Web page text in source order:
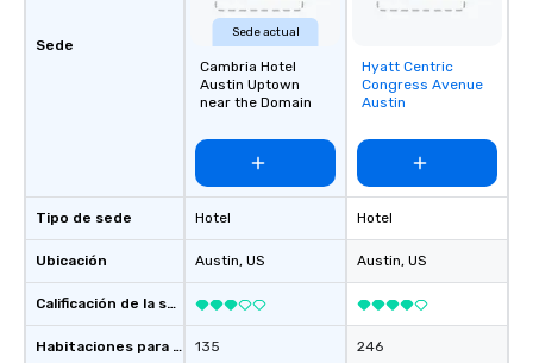
Sede
Tipo de sede
Ubicación
Calificación de la sede
Habitaciones para huéspedes
Sede actual
Cambria Hotel
Austin Uptown
near the Domain
Hotel
Austin, US
135
Removed from
favorites
Hyatt Centric
Congress Avenue
Austin
Hotel
Austin, US
246